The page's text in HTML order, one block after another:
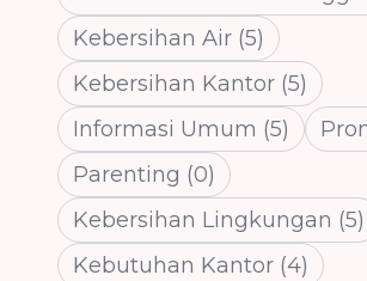
Kebersihan Air (5)
Kebersihan Kantor (5)
Informasi Umum (5)
Parenting (0)
Kebersihan Lingkungan (5)
Kebutuhan Kantor (4)